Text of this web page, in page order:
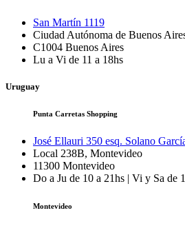
San Martín 1119
Ciudad Autónoma de Buenos
C1004 Buenos Aires
Lu a Vi de 11 a 18hs
Uruguay
Punta Carretas Shopping
José Ellauri 350 esq. Solano
Local 238B, Montevideo
11300 Montevideo
Do a Ju de 10 a 21hs | Vi y Sa de
Montevideo